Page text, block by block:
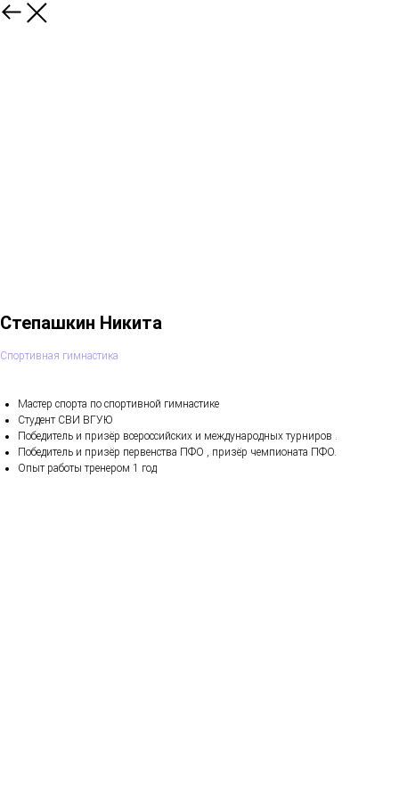
Степашкин Никита
Спортивная гимнастика
Мастер спорта по спортивной гимнастике
Студент СВИ ВГУЮ
Победитель и призёр всероссийских и международных турниров .
Победитель и призёр первенства ПФО , призёр чемпионата ПФО.
Опыт работы тренером 1 год